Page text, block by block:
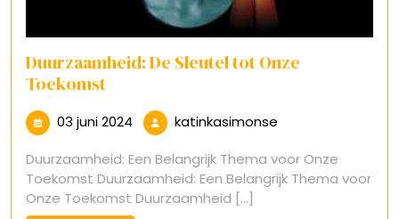
Duurzaamheid: De Sleutel tot Onze
Toekomst
03 juni 2024 03
juni
2024
katinkasimonse
Duurzaamheid: Een Belangrijk Thema voor Onze
Toekomst Duurzaamheid: Een Belangrijk Thema voor
Onze Toekomst Duurzaamheid [...]